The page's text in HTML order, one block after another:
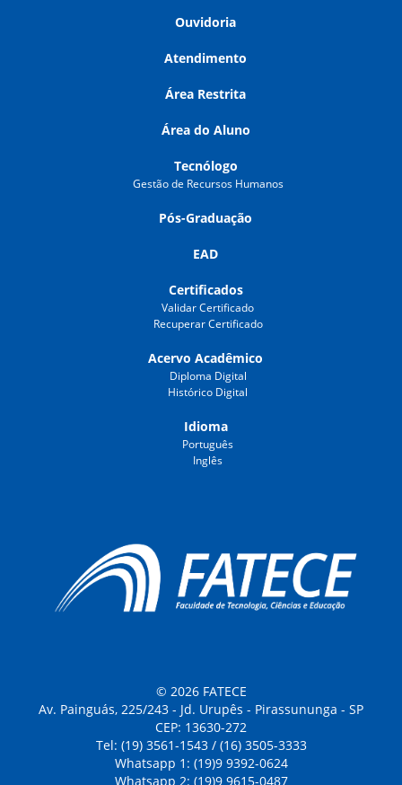
Ouvidoria
Atendimento
Área Restrita
Área do Aluno
Tecnólogo
Gestão de Recursos Humanos
Pós-Graduação
EAD
Certificados
Validar Certificado
Recuperar Certificado
Acervo Acadêmico
Diploma Digital
Histórico Digital
Idioma
Português
Inglês
© 2026 FATECE
Av. Painguás, 225/243 - Jd. Urupês - Pirassununga - SP
CEP: 13630-272
Tel: (19) 3561-1543 / (16) 3505-3333
Whatsapp 1: (19)9 9392-0624
Whatsapp 2: (19)9 9615-0487